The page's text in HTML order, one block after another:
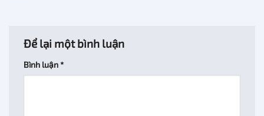
Để lại một bình luận
Bình luận *